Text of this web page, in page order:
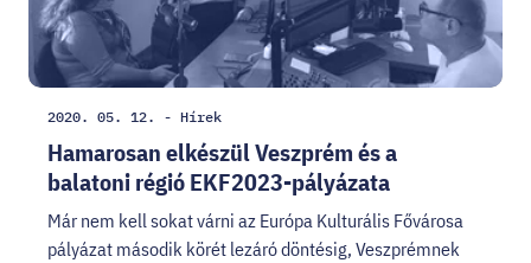
Hamarosan elkészül Veszprém és a
balatoni régió EKF2023-pályázata
Létrehozás
2020. 05. 12. - Kategória:
Hírek
Már nem kell sokat várni az Európa Kulturális Fővárosa
pályázat második körét lezáró döntésig, Veszprémnek